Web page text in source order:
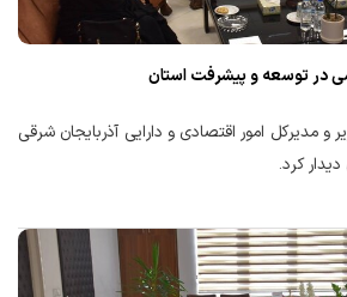
در توسعه و پیشرفت استان
و مدیرکل امور اقتصادی و دارایی آذربایجان شرقی
کرد.